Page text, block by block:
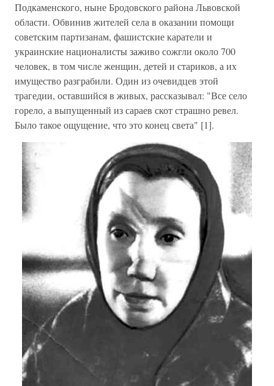
Подкаменского, ныне Бродовского района Львовской
области. Обвинив жителей села в оказании помощи
советским партизанам, фашистские каратели и
украинские националисты заживо сожгли около 700
человек, в том числе женщин, детей и стариков, а их
имущество разграбили. Один из очевидцев этой
трагедии, оставшийся в живых, рассказывал: "Все село
горело, а выпущенный из сараев скот страшно ревел.
Было такое ощущение, что это конец света" [1].